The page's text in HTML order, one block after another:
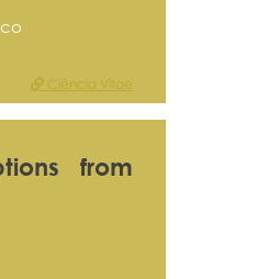
Ciência Vitae
from